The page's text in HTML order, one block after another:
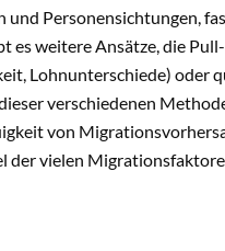
Personensichtungen,
es weitere Ansätze, die
Lohnunterschiede) oder
verschiedenen
von
der vielen